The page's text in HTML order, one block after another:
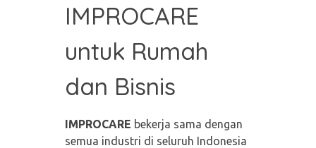
IMPROCARE
untuk Rumah
dan Bisnis
IMPROCARE bekerja sama dengan
semua industri di seluruh Indonesia